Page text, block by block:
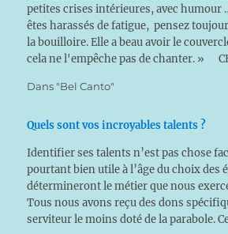
petites crises intérieures, avec humour
êtes harassés de fatigue, pensez
la bouilloire. Elle a beau avoir le
cela ne l'empêche pas de chanter. »
Dans "Bel Canto"
Quels sont vos incroyables talents ?
Identifier ses talents n’est pas chose
pourtant bien utile à l’âge du choix des
détermineront le métier que nous
Tous nous avons reçu des dons
serviteur le moins doté de la parabole.